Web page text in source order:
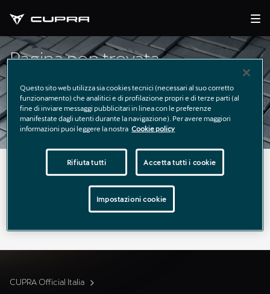
Pagina non trovata
La pagina richiesta non è stata trovata.
Puoi continuare a esplorare il sito usando il menù di
navigazione qui sopra.
CUPRA Official Italia
Questo sito web utilizza sia cookies tecnici (necessari al suo corretto
funzionamento) che analitici e di profilazione propri e di terze parti (al
fine di inviare messaggi pubblicitari in linea con le preferenze
manifestate dagli utenti durante la navigazione). Per avere maggiori
informazioni puoi leggere la nostra Cookie policy
Rifiuta tutti Accetta tutti i cookie
Impostazioni cookie